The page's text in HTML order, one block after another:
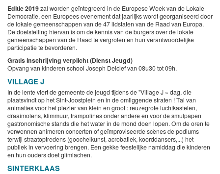
Editie 2019zal worden geïntegreerd in de Europese Week van de Lokale
Democratie, een Europees evenement dat jaarlijks wordt georganiseerd door
de lokale gemeenschappen van de 47 lidstaten van de Raad van Europa.
De doelstelling hiervan is om de kennis van de burgers over de lokale
gemeenschappen van de Raad te vergroten en hun verantwoordelijke
participatie te bevorderen.
Gratis inschrijving verplicht (Dienst Jeugd)
Opvang van kinderen school Joseph Delclef van 08u30 tot 09h.
VILLAGE J
In de lente viert de gemeente de jeugd tijdens de "Village J » dag, die
plaatsvindt op het Sint-Joostplein en in de omliggende straten ! Tal van
animaties voor het plezier van klein en groot : reuzegrote luchtkastelen,
draaimolens, klimmuur, trampolines onder andere en voor de smulpapen
gastronomische stands die het water in de mond doen lopen. Om de oren te
verwennen animeren concerten of geïmproviseerde scènes de podiums
terwijl straatoptredens (goochelkunst, acrobatiek, koorddansers,...) het
publiek in vervoering brengen. Een gekke feestelijke namiddag die kinderen
en hun ouders doet glimlachen.
SINTERKLAAS